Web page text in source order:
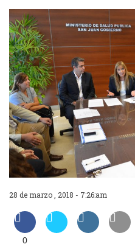
28 de marzo , 2018 - 7:26:am
0